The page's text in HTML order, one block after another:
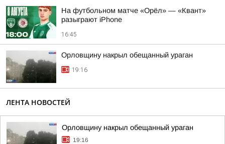
На футбольном матче «Орёл» — «Квант»
разыграют iPhone
16:45
Орловщину накрыл обещанный ураган
19:16
ЛЕНТА НОВОСТЕЙ
Орловщину накрыл обещанный ураган
19:16